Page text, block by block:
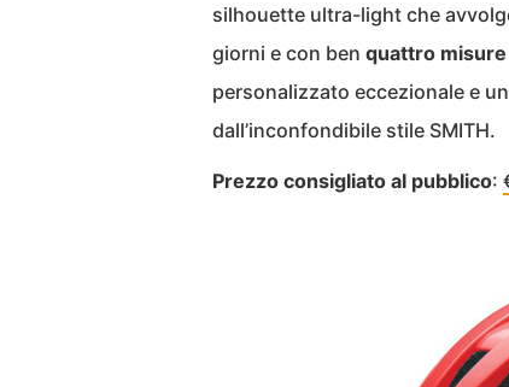
silhouette ultra-light che
giorni e con ben quattro
personalizzato eccezionale e
dall’inconfondibile stile SMITH.
Prezzo consigliato al pubblico: